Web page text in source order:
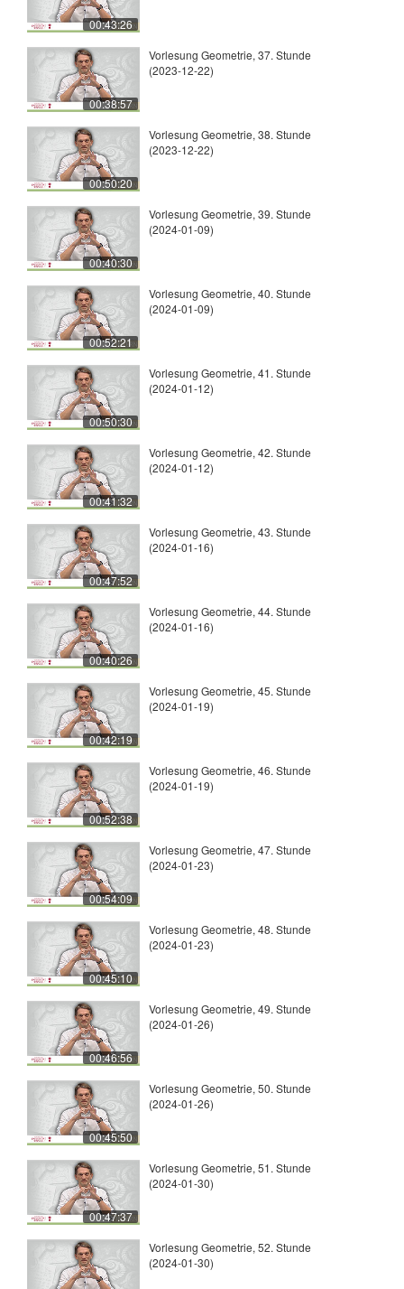
00:43:26
00:38:57
Vorlesung Geometrie, 37. Stunde
(2023-12-22)
00:50:20
Vorlesung Geometrie, 38. Stunde
(2023-12-22)
00:40:30
Vorlesung Geometrie, 39. Stunde
(2024-01-09)
00:52:21
Vorlesung Geometrie, 40. Stunde
(2024-01-09)
00:50:30
Vorlesung Geometrie, 41. Stunde
(2024-01-12)
00:41:32
Vorlesung Geometrie, 42. Stunde
(2024-01-12)
00:47:52
Vorlesung Geometrie, 43. Stunde
(2024-01-16)
00:40:26
Vorlesung Geometrie, 44. Stunde
(2024-01-16)
00:42:19
Vorlesung Geometrie, 45. Stunde
(2024-01-19)
00:52:38
Vorlesung Geometrie, 46. Stunde
(2024-01-19)
00:54:09
Vorlesung Geometrie, 47. Stunde
(2024-01-23)
00:45:10
Vorlesung Geometrie, 48. Stunde
(2024-01-23)
00:46:56
Vorlesung Geometrie, 49. Stunde
(2024-01-26)
00:45:50
Vorlesung Geometrie, 50. Stunde
(2024-01-26)
00:47:37
Vorlesung Geometrie, 51. Stunde
(2024-01-30)
Vorlesung Geometrie, 52. Stunde
(2024-01-30)